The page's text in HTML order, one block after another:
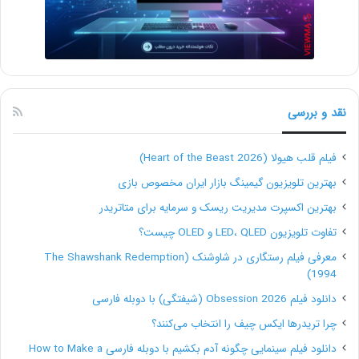
فرصت برای نشان دادن بخشی از شخصیت یک بیزینس
است، شما می‌توانید برای کلمات کلیدی قابل جستجوی خود
چند هشتگ نیز اضافه کنید. یک بیوگرافی تجاری همچنین
می‌تواند یک تماس برای اقدام (CTA) نیز داشته باشد، چه
برای خرید محصولات و چه برای تبلیغ محتوای مشتری با
یک هشتگ برند تجاری.
اطلاعات تکمیلی برای ساخت یک
اکانت تجاری در اینستاگرام
برای داشتن یک صفحۀ حرفه‌ای برای کسب و کارتان در
نقد و بررسی
فیلم قلب هیولا (Heart of the Beast 2026)
بهترین تلویزیون گیمینگ بازار ایران مخصوص بازی
بهترین اکسپرت مدیریت ریسک و سرمایه برای متاتریدر
تفاوت تلویزیون LED، QLED و OLED چیست؟
معرفی فیلم رستگاری در شاوشنک (The Shawshank Redemption
1994)
دانلود فیلم Obsession 2026 (شیفتگی) با دوبله فارسی
چرا تریدرها ایکس چیف را انتخاب می‌کنند؟
دانلود فیلم سینمایی چگونه آدم بکشیم با دوبله فارسی How to Make a